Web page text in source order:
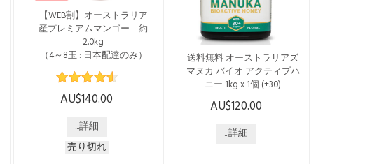
トラリアズ・マヌカ」は、
現在も外部検査機関による
確認を受けたマヌカハニー
を提供しています。 低温で
ゆっくり...
すので、発送時期が変更に
なる可能性があります ※年
末年始は配送がございませ
ん ※住所記載間...
【WEB割】オーストラリア
産プレミアムマンゴー 約
2.0kg
（4～8玉 : 日本配達のみ）
※2025年度の受付は12月10
日(水)までで終了となってお
ります※ WEBからのお申込
$145 → $140 でご購入いただ
けます！ [配送時期] 2025年
12月中旬ごろより $145 →
AU$140.00
...詳細
売り切れ
送料無料 オーストラリアズ
マヌカ バイオ アクティブハ
ニー 1kg x 1個 (+30)
こちらの商品は日本国内発
ございます。 --------------------
AU$120.00
...詳細